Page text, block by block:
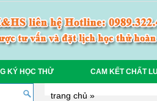
KÝ HỌC THỬ CAM KẾT CHẤT
trang chủ »